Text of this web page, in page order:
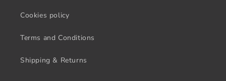
Cookies policy
Terms and Conditions
Shipping & Returns